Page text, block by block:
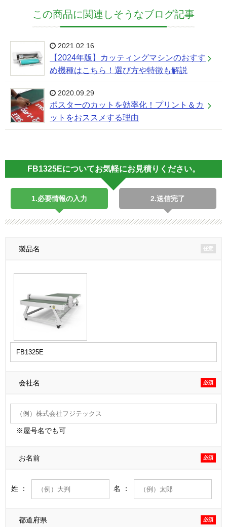
この商品に関連しそうなブログ記事
2021.02.16
【2024年版】カッティングマシンのおすす
め機種はこちら！選び方や特徴も解説
2020.09.29
ポスターのカットを効率化！プリント＆カ
ットをおススメする理由
FB1325Eについてお気軽にお見積りください。
1.必要情報の入力 2.送信完了
製品名 任意
会社名 必須
※屋号名でも可
お名前 必須
姓 ： 名 ：
都道府県 必須